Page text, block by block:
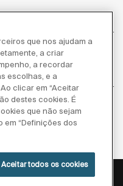
que nos ajudam a
a criar
a recordar
escolhas, e a
clicar em “Aceitar
destes cookies. É
que não sejam
“Definições dos
Aceitar todos os cookies